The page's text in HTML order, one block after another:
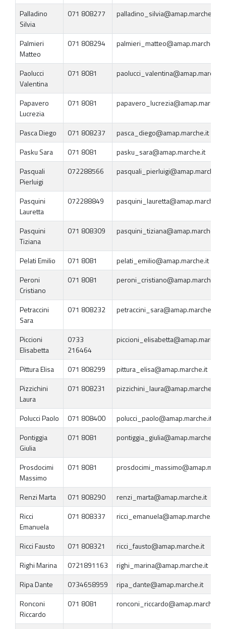
Palladino
Silvia
071 808277 palladino_silvia@amap.marche.it
Palmieri
Matteo
071 808294 palmieri_matteo@amap.marche.it
Paolucci
Valentina
071 8081 paolucci_valentina@amap.marche.it
Papavero
Lucrezia
071 8081 papavero_lucrezia@amap.marche.it
Pasca Diego 071 808237
pasca_diego@amap.marche.it
Pasku Sara
071 8081
pasku_sara@amap.marche.it
Pasquali
Pierluigi
072288566 pasquali_pierluigi@amap.marche.it
Pasquini
Lauretta
072288849 pasquini_lauretta@amap.marche.it
Pasquini
Tiziana
071 808309 pasquini_tiziana@amap.marche.it
Pelati Emilio 071 8081
pelati_emilio@amap.marche.it
Peroni
Cristiano
071 8081 peroni_cristiano@amap.marche.it
Petraccini
Sara
071 808232 petraccini_sara@amap.marche.it
Piccioni
Elisabetta
0733
216464
piccioni_elisabetta@amap.marche.it
Pittura Elisa 071 808299
pittura_elisa@amap.marche.it
Pizzichini
Laura
071 808231 pizzichini_laura@amap.marche.it
Polucci Paolo 071 808400
polucci_paolo@amap.marche.it
Pontiggia
Giulia
071 8081 pontiggia_giulia@amap.marche.it
Prosdocimi
Massimo
071 8081
Renzi Marta 071 808290
renzi_marta@amap.marche.it
Ricci
Emanuela
071 808337 ricci_emanuela@amap.marche.it
Ricci Fausto 071 808321
ricci_fausto@amap.marche.it
Righi Marina
0721891163
righi_marina@amap.marche.it
Ripa Dante
0734658959
ripa_dante@amap.marche.it
Ronconi
Riccardo
071 8081 ronconi_riccardo@amap.marche.it